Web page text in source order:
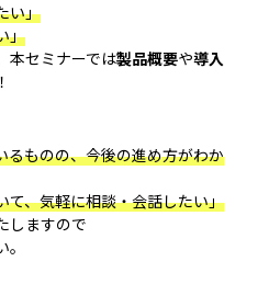
い」
」
本セミナーでは製品概要や導入
るものの、今後の進め方がわか
て、気軽に相談・会話したい」
しますので